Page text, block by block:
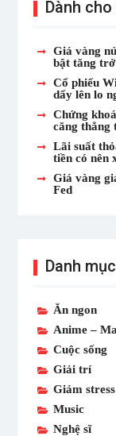
Dành cho
Giá vàng
bật tăng
Cổ phiếu
dấy lên lo
Chứng
căng thẳng
Lãi suất
tiền có nên
Giá vàng
Fed
Danh mục
Ăn ngon
Anime –
Cuộc sống
Giải trí
Giảm stress
Music
Nghệ sĩ